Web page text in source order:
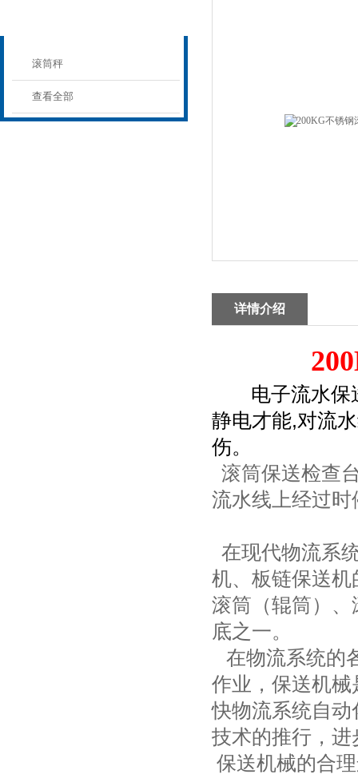
滚筒秤
查看全部
详情介绍
电子流水保
静电才能,对流
伤。
滚筒保送检查
流水线上经过
在现代物流系
机、板链保送
滚筒（辊筒）
底之一。
在物流系统的
作业，保送机
快物流系统自
技术的推行，
保送机械的合